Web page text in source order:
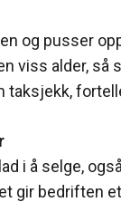
og pusser
viss alder,
taksjekk,
i å selge,
gir bedriften